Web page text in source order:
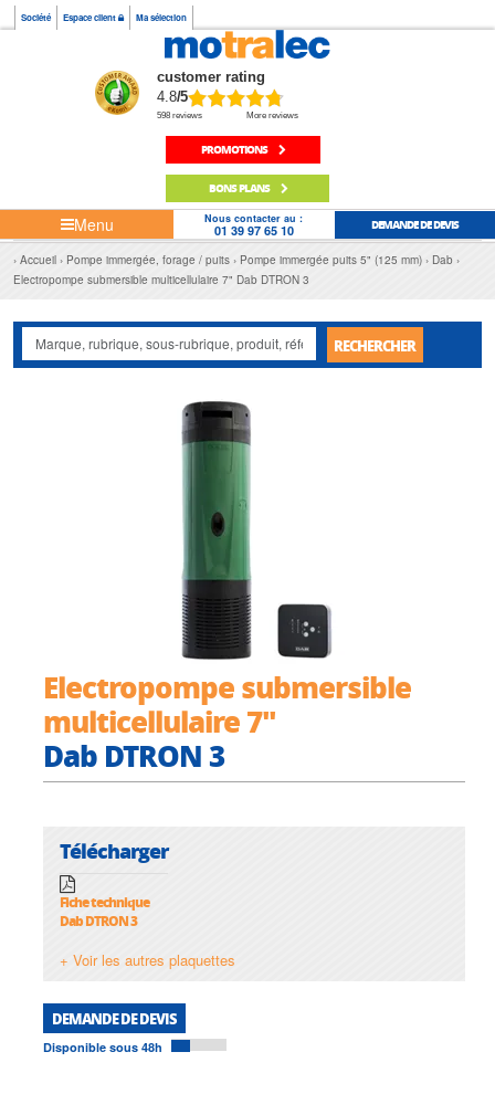
Société Espace client Ma sélection
customer rating
4.8/5
598 reviews More reviews
PROMOTIONS
BONS PLANS
Menu Nous contacter au :
01 39 97 65 10 DEMANDE DE DEVIS
Accueil Pompe immergée, forage / puits Pompe immergée puits 5" (125 mm)
Dab
Electropompe submersible multicellulaire 7" Dab DTRON 3
RECHERCHER
Electropompe submersible
multicellulaire 7"
Dab DTRON 3
Télécharger
Fiche technique
Dab DTRON 3
+ Voir les autres plaquettes
DEMANDE DE DEVIS
Disponible sous 48h